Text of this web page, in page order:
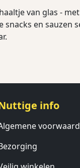
van glas -
snacks en sauzen
info